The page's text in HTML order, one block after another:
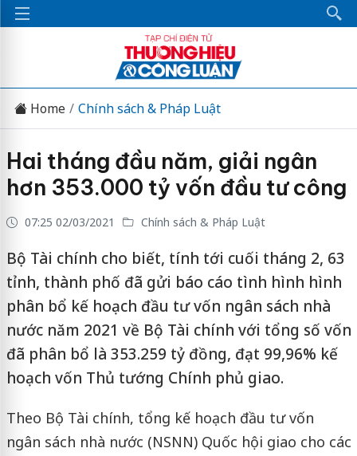
Home Chính sách & Pháp Luật
Hai tháng đầu năm, giải ngân
hơn 353.000 tỷ vốn đầu tư công
07:25 02/03/2021 Chính sách & Pháp Luật
Bộ Tài chính cho biết, tính tới cuối tháng 2, 63
tỉnh, thành phố đã gửi báo cáo tình hình hình
phân bổ kế hoạch đầu tư vốn ngân sách nhà
nước năm 2021 về Bộ Tài chính với tổng số vốn
đã phân bổ là 353.259 tỷ đồng, đạt 99,96% kế
hoạch vốn Thủ tướng Chính phủ giao.
Theo Bộ Tài chính, tổng kế hoạch đầu tư vốn
ngân sách nhà nước (NSNN) Quốc hội giao cho các